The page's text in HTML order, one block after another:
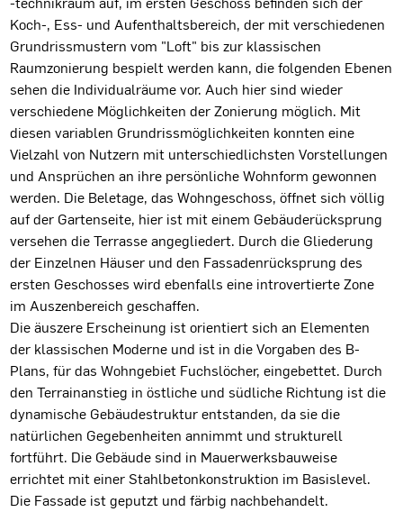
Koch-, Ess- und Aufenthaltsbereich, der mit verschiedenen
Grundrissmustern vom "Loft" bis zur klassischen
Raumzonierung bespielt werden kann, die folgenden Ebenen
sehen die Individualräume vor. Auch hier sind wieder
verschiedene Möglichkeiten der Zonierung möglich. Mit
diesen variablen Grundrissmöglichkeiten konnten eine
Vielzahl von Nutzern mit unterschiedlichsten Vorstellungen
und Ansprüchen an ihre persönliche Wohnform gewonnen
werden. Die Beletage, das Wohngeschoss, öffnet sich völlig
auf der Gartenseite, hier ist mit einem Gebäuderücksprung
versehen die Terrasse angegliedert. Durch die Gliederung
der Einzelnen Häuser und den Fassadenrücksprung des
ersten Geschosses wird ebenfalls eine introvertierte Zone
im Auszenbereich geschaffen.
Die äuszere Erscheinung ist orientiert sich an Elementen
der klassischen Moderne und ist in die Vorgaben des B-
Plans, für das Wohngebiet Fuchslöcher, eingebettet. Durch
den Terrainanstieg in östliche und südliche Richtung ist die
dynamische Gebäudestruktur entstanden, da sie die
natürlichen Gegebenheiten annimmt und strukturell
fortführt. Die Gebäude sind in Mauerwerksbauweise
errichtet mit einer Stahlbetonkonstruktion im Basislevel.
Die Fassade ist geputzt und färbig nachbehandelt.